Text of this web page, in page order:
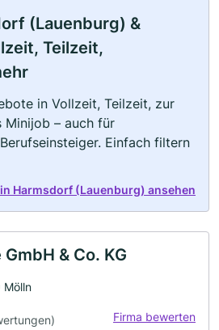
(Lauenburg) &
Teilzeit,
in Vollzeit, Teilzeit, zur
Minijob – auch für
Einfach filtern
Harmsdorf (Lauenburg) ansehen
& Co. KG
Mölln
Firma bewerten